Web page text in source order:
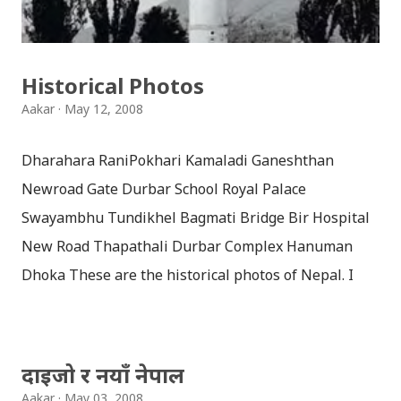
अर्को साइड भने खुल्लै थियो । (सायद स्पष्ट पार्न सकिन होला ?) दृश्य -
३ काठमाडौँमा सडक विस्तार गर्न बिजुलीका पोलहरु उखेलिएको...
Historical Photos
Aakar May 12, 2008
Dharahara RaniPokhari Kamaladi Ganeshthan
Newroad Gate Durbar School Royal Palace
Swayambhu Tundikhel Bagmati Bridge Bir Hospital
New Road Thapathali Durbar Complex Hanuman
Dhoka These are the historical photos of Nepal. I
दाइजो र नयाँ नेपाल